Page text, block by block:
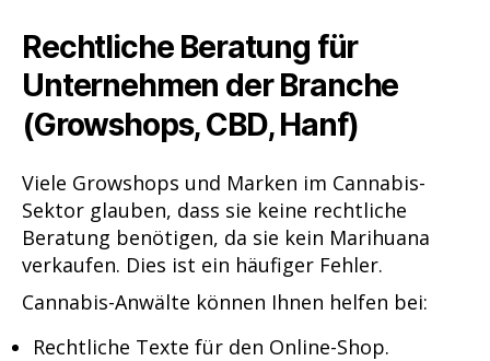
Rechtliche Beratung für
Unternehmen der Branche
(Growshops, CBD, Hanf)
Viele Growshops und Marken im Cannabis-
Sektor glauben, dass sie keine rechtliche
Beratung benötigen, da sie kein Marihuana
verkaufen. Dies ist ein häufiger Fehler.
Cannabis-Anwälte können Ihnen helfen bei:
Rechtliche Texte für den Online-Shop.